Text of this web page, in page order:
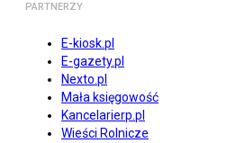
PARTNERZY
E-kiosk.pl
E-gazety.pl
Nexto.pl
Mała księgowość
Kancelarierp.pl
Wieści Rolnicze